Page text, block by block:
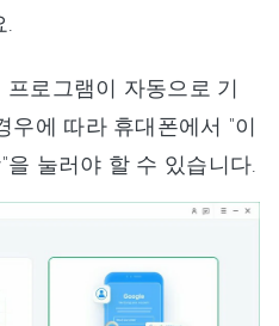
로그램이 자동으로 기
우에 따라 휴대폰에서 "이
눌러야 할 수 있습니다.